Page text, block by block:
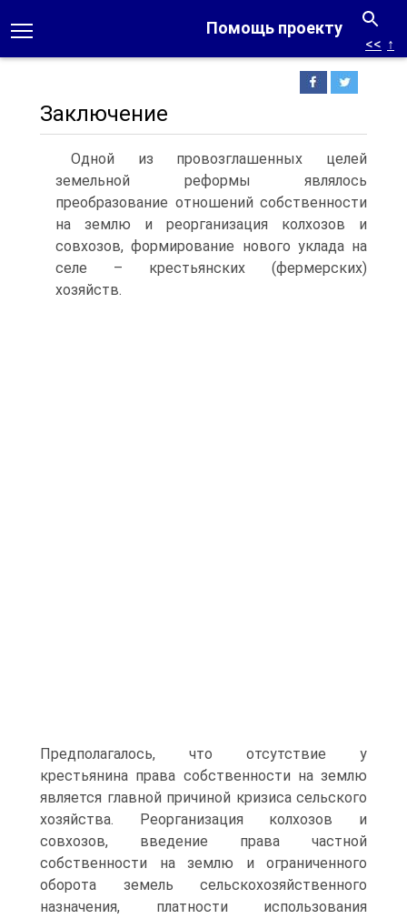
Помощь проекту
<< ↑
Заключение
Одной из провозглашенных целей
земельной реформы являлось
преобразование отношений собственности
на землю и реорганизация колхозов и
совхозов, формирование нового уклада на
селе – крестьянских (фермерских)
хозяйств.
Предполагалось, что отсутствие у
крестьянина права собственности на землю
является главной причиной кризиса сельского
хозяйства. Реорганизация колхозов и
совхозов, введение права частной
собственности на землю и ограниченного
оборота земель сельскохозяйственного
назначения, платности использования